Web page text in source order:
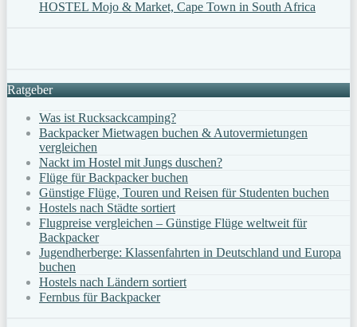
HOSTEL Mojo & Market, Cape Town in South Africa
Ratgeber
Was ist Rucksackcamping?
Backpacker Mietwagen buchen & Autovermietungen
vergleichen
Nackt im Hostel mit Jungs duschen?
Flüge für Backpacker buchen
Günstige Flüge, Touren und Reisen für Studenten buchen
Hostels nach Städte sortiert
Flugpreise vergleichen – Günstige Flüge weltweit für
Backpacker
Jugendherberge: Klassenfahrten in Deutschland und Europa
buchen
Hostels nach Ländern sortiert
Fernbus für Backpacker